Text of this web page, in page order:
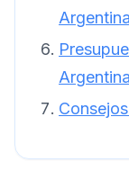
Argentina
Argentina